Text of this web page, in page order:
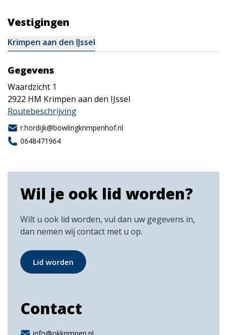
Vestigingen
Krimpen aan den IJssel
Gegevens
Waardzicht 1
2922 HM Krimpen aan den IJssel
Routebeschrijving
r.hordijk@bowlingkrimpenhof.nl
0648471964
Wil je ook lid worden?
Wilt u ook lid worden, vul dan uw gegevens in,
dan nemen wij contact met u op.
Lid worden
Contact